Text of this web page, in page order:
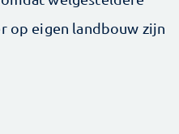
op eigen landbouw zijn